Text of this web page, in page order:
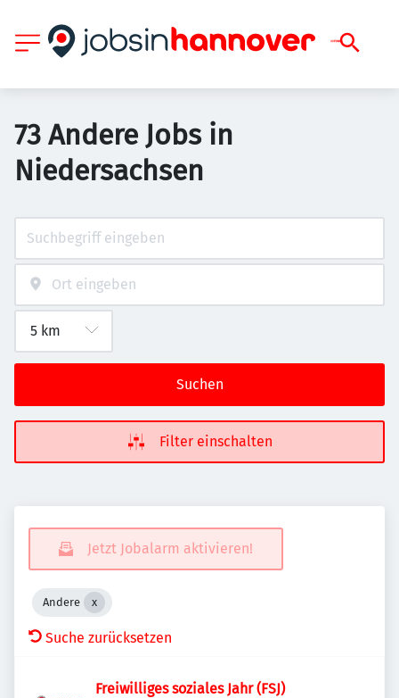
73 Andere Jobs in
Niedersachsen
Suchen
Filter einschalten
Jetzt Jobalarm aktivieren!
Andere
Suche zurücksetzen
Freiwilliges soziales Jahr (FSJ)